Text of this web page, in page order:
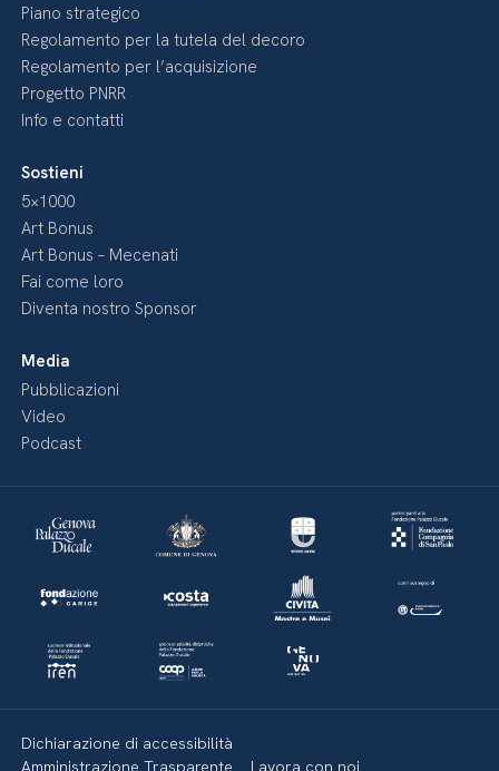
Piano strategico
Regolamento per la tutela del decoro
Regolamento per l’acquisizione
Progetto PNRR
Info e contatti
Sostieni
5×1000
Art Bonus
Art Bonus – Mecenati
Fai come loro
Diventa nostro Sponsor
Media
Pubblicazioni
Video
Podcast
Dichiarazione di accessibilità
Amministrazione Trasparente
Lavora con noi